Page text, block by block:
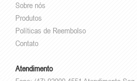
Sobre nós
Produtos
Políticas de Reembolso
Contato
Atendimento